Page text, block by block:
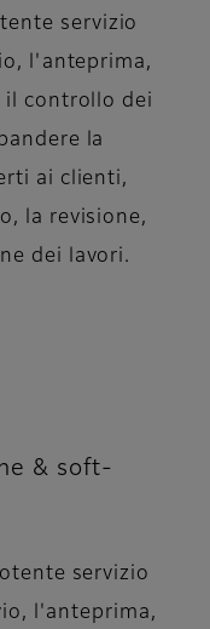
servizio
l'anteprima,
il controllo dei
la
ai clienti,
la revisione,
dei lavori.
& soft-
servizio
l'anteprima,